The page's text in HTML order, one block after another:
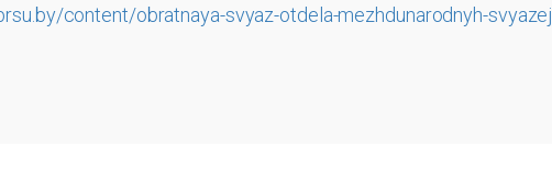
content/obratnaya-svyaz-otdela-mezhdunarodnyh-svyazej